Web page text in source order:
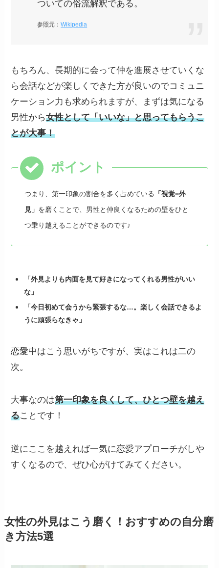
ついての俗流解釈である。
参照元：Wikipedia
もちろん、長期的に会って仲を進展させていくな
ら会話などが楽しくできた方が良いのでコミュニ
ケーション力も求められますが、まずは気になる
男性から女性として「いいな」と思ってもらうこ
とが大事！
つまり、第一印象の割合を多く占めている
「視覚=外
見」 を磨くことで、男性と仲良くなるための壁をひと
つ乗り越えることができるのです♪
「外見よりも内面を見て好きになってくれる男性がいい
な」
「今日初めて会うから緊張するな…。楽しく会話できるよ
うに頑張らなきゃ」
恋愛中はこう思いがちですが、実はこれは二の
次。
大事なのは第一印象を良くして、ひとつ壁を越え
ることです！
逆にここを越えれば一気に恋愛アプローチがしや
すくなるので、ぜひ心がけてみてください。
女性の外見はこう磨く！おすすめの自分磨
き方法5選